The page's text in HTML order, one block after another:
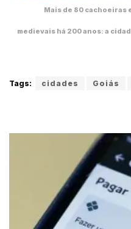
Mais de 80 cachoeiras
medievais há 200 anos: a
Tags: cidades Goiás